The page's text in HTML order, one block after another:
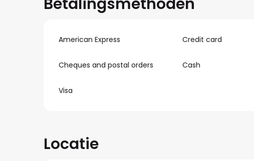
American Express Credit card
Cheques and postal orders Cash
Visa
Locatie